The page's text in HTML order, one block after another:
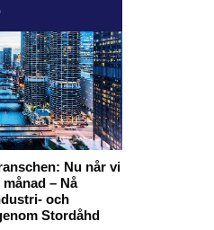
Nu når vi
– Nå
och
Stordåhd